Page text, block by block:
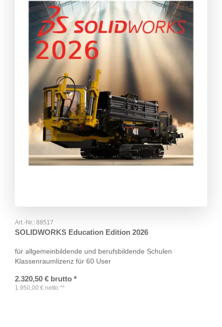
Art.-Nr.: 88517
SOLIDWORKS Education Edition 2026
für allgemeinbildende und berufsbildende Schulen
Klassenraumlizenz für 60 User
2.320,50 € brutto *
1.950,00 € netto **